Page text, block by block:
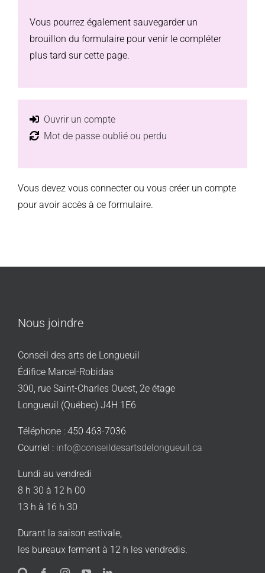
Vous pourrez également sauvegarder un
brouillon du formulaire pour venir le compléter
plus tard sur cette page.
Ouvrir un compte
Mot de passe oublié ou perdu
Vous devez vous connecter ou vous créer un compte
pour avoir accès à ce formulaire.
Nous joindre
Conseil des arts de Longueuil
Édifice Marcel-Robidas
300, rue Saint-Charles Ouest, 2e étage
Longueuil (Québec) J4H 1E6
Téléphone : 450 463-7036
Courriel : info@conseildesartsdelongueuil.ca
Lundi au vendredi
8 h 30 à 12 h 00
13 h à 16 h 30
Durant la saison estivale,
les bureaux ferment à 12 h les vendredis.